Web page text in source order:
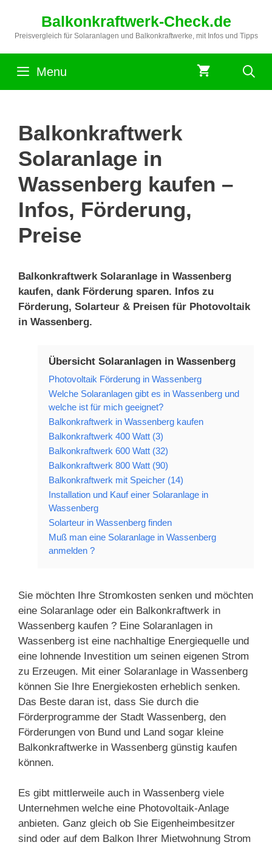
springen
Balkonkraftwerk-Check.de
Preisvergleich für Solaranlagen und Balkonkraftwerke, mit Infos und Tipps
Menu
Balkonkraftwerk
Solaranlage in
Wassenberg kaufen –
Infos, Förderung,
Preise
Balkonkraftwerk Solaranlage in Wassenberg
kaufen, dank Förderung sparen. Infos zu
Förderung, Solarteur & Preisen für Photovoltaik
in Wassenberg.
Übersicht Solaranlagen in Wassenberg
Photovoltaik Förderung in Wassenberg
Welche Solaranlagen gibt es in Wassenberg und
welche ist für mich geeignet?
Balkonkraftwerk in Wassenberg kaufen
Balkonkraftwerk 400 Watt (3)
Balkonkraftwerk 600 Watt (32)
Balkonkraftwerk 800 Watt (90)
Balkonkraftwerk mit Speicher (14)
Installation und Kauf einer Solaranlage in
Wassenberg
Solarteur in Wassenberg finden
Muß man eine Solaranlage in Wassenberg
anmelden ?
Sie möchten Ihre Stromkosten senken und möchten
eine Solaranlage oder ein Balkonkraftwerk in
Wassenberg kaufen ? Eine Solaranlagen in
Wassenberg ist eine nachhaltige Energiequelle und
eine lohnende Investition um seinen eigenen Strom
zu Erzeugen. Mit einer Solaranlage in Wassenberg
können Sie Ihre Energiekosten erheblich senken.
Das Beste daran ist, dass Sie durch die
Förderprogramme der Stadt Wassenberg, den
Förderungen von Bund und Land sogar kleine
Balkonkraftwerke in Wassenberg günstig kaufen
können.
Es gibt mittlerweile auch in Wassenberg viele
Unternehmen welche eine Photovoltaik-Anlage
anbieten. Ganz gleich ob Sie Eigenheimbesitzer
sind oder auf dem Balkon Ihrer Mietwohnung Strom